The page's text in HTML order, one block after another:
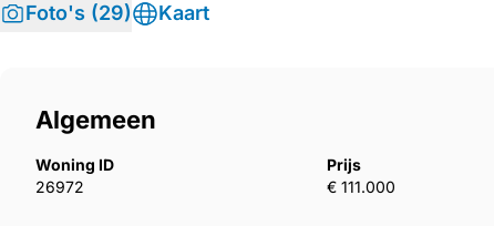
Foto's (29) Kaart
Algemeen
Woning ID
26972
Prijs
€ 111.000